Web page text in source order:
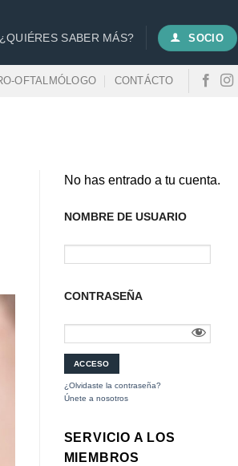
¿QUIÉRES SABER MÁS? SOCIO
OFTALMÓLOGO CONTÁCTO
No has entrado a tu cuenta.
NOMBRE DE USUARIO
CONTRASEÑA
¿Olvidaste la contraseña?
Únete a nosotros
SERVICIO A LOS
MIEMBROS